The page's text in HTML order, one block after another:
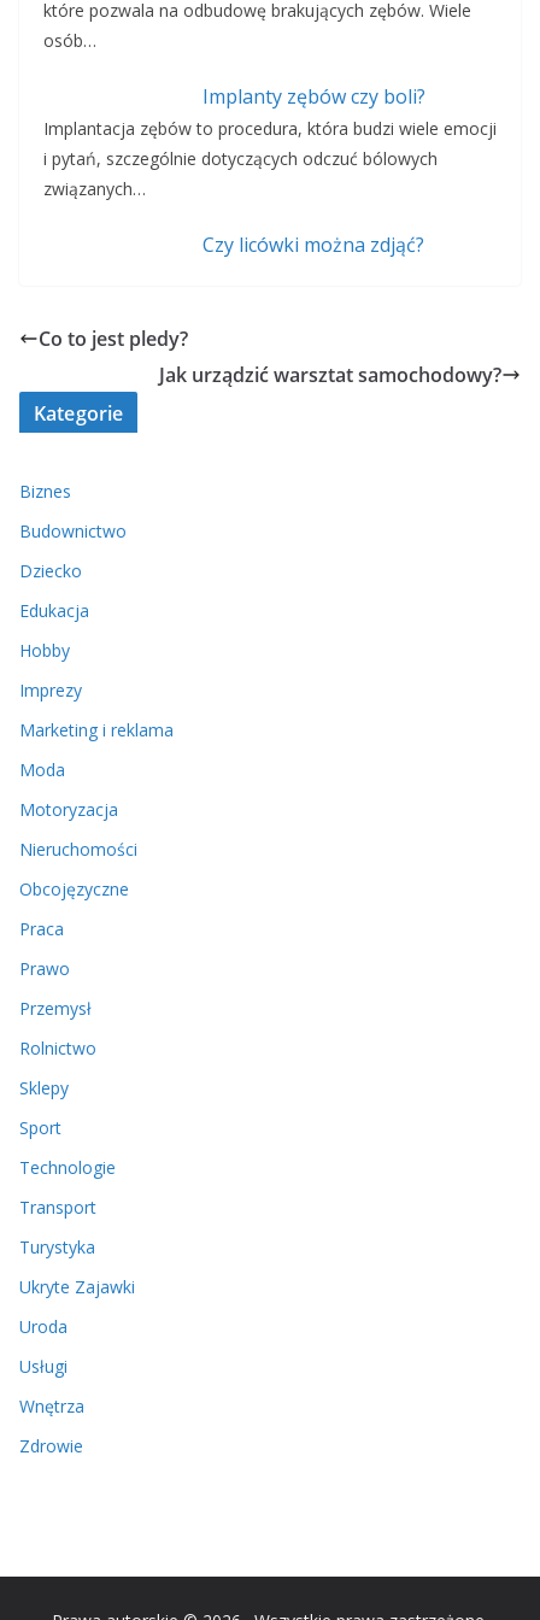
które pozwala na odbudowę brakujących zębów. Wiele
osób…
Implanty zębów czy boli?
Implantacja zębów to procedura, która budzi wiele emocji
i pytań, szczególnie dotyczących odczuć bólowych
związanych…
Czy licówki można zdjąć?
Co to jest pledy?
Jak urządzić warsztat samochodowy?
Kategorie
Biznes
Budownictwo
Dziecko
Edukacja
Hobby
Imprezy
Marketing i reklama
Moda
Motoryzacja
Nieruchomości
Obcojęzyczne
Praca
Prawo
Przemysł
Rolnictwo
Sklepy
Sport
Technologie
Transport
Turystyka
Ukryte Zajawki
Uroda
Usługi
Wnętrza
Zdrowie